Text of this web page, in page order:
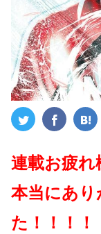
連載お疲れ
本当にあ
た！！！！